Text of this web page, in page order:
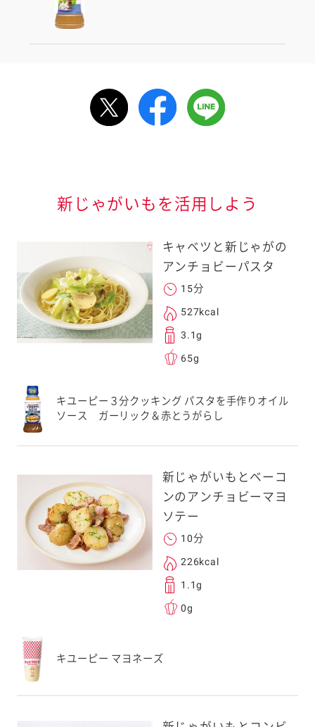
する事ができ
身以外の方に送
旦ご自身で受け
元コードをス
ォンのカメラ
るとアクセス
メールをお送りい
のメールアドレス
」を受信を許可
ご利用ください。
新じゃがいもを活用しよう
キャベツと新じゃがの
アンチョビーパスタ
15分
527kcal
3.1g
65g
キユーピー３分クッキング パスタを手作りオイル
ソース ガーリック＆赤とうがらし
新じゃがいもとベーコ
ンのアンチョビーマヨ
ソテー
10分
226kcal
1.1g
0g
キユーピー マヨネーズ